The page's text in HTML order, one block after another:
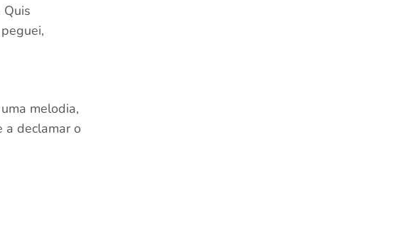
Quis
melodia,
a declamar o